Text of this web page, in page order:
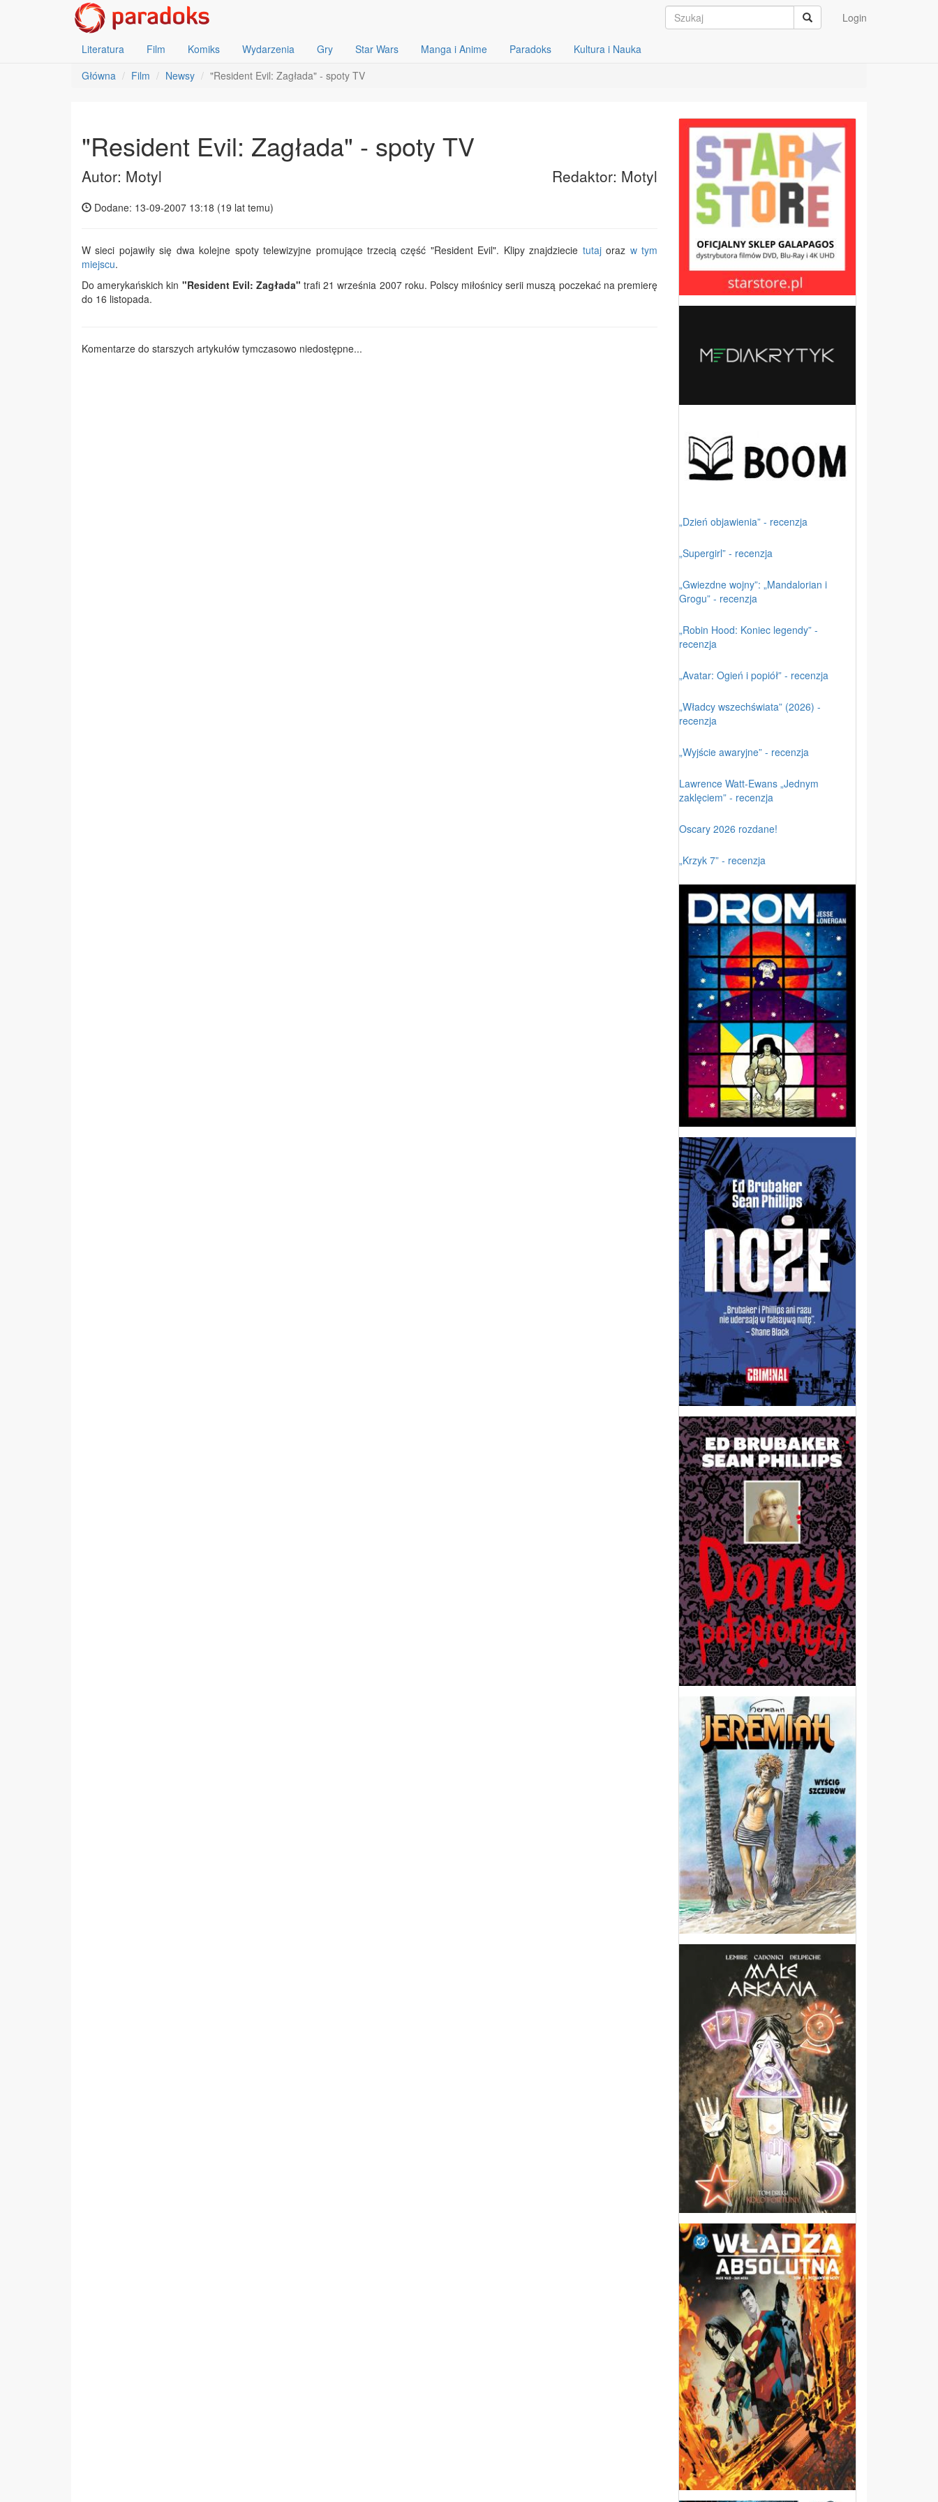
Login
Literatura Film Komiks Wydarzenia Gry Star Wars Manga i Anime Paradoks
Kultura i Nauka
Główna
Film Newsy "Resident Evil: Zagłada" - spoty TV
"Resident Evil: Zagłada" - spoty TV
Autor: Motyl Redaktor: Motyl
Dodane: 13-09-2007 13:18 (19 lat temu)
W sieci pojawiły się dwa kolejne spoty telewizyjne promujące trzecią część "Resident Evil". Klipy znajdziecie tutajoraz w tym
miejscu.
Do amerykańskich kin "Resident Evil: Zagłada" trafi 21 września 2007 roku. Polscy miłośnicy serii muszą poczekać na premierę
do 16 listopada.
Komentarze do starszych artykułów tymczasowo niedostępne...
„Dzień objawienia” - recenzja
„Supergirl” - recenzja
„Gwiezdne wojny”: „Mandalorian i
Grogu” - recenzja
„Robin Hood: Koniec legendy” -
recenzja
„Avatar: Ogień i popiół” - recenzja
„Władcy wszechświata” (2026) -
recenzja
„Wyjście awaryjne” - recenzja
Lawrence Watt-Ewans „Jednym
zaklęciem” - recenzja
Oscary 2026 rozdane!
„Krzyk 7” - recenzja